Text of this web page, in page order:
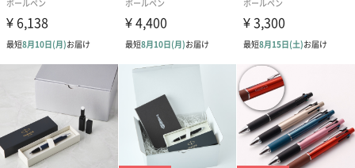
トワークには、さまざまな分野のデザインに携わるエキスパート
が多数、属していることでも知られています。
「LAMY（ラミー）」
「LAMY（ラミー）」は1930年にドイツの古都ハイデルベルクで